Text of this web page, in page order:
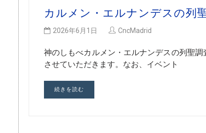
カルメン・エルナンデスの列
2026年6月1日 CncMadrid
神のしもべカルメン・エルナンデスの列聖
させていただきます。なお、イベント
続きを読む